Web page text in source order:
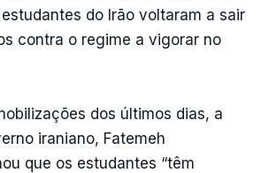
do Irão voltaram a sair
contra o regime a vigorar no
dos últimos dias, a
iraniano, Fatemeh
que os estudantes “têm